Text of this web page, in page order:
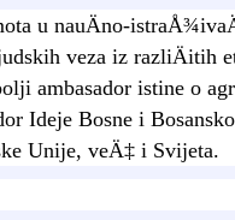
u nauÄno-istraÅ¾iva
veza iz razliÄitih
ambasador istine o
Ideje Bosne i
Unije, veÄ‡ i Svijeta.